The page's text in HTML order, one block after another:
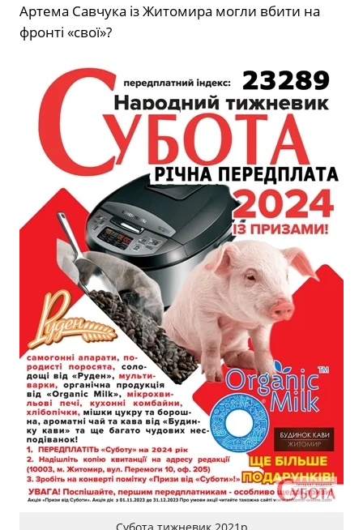
Артема Савчука із Житомира могли вбити на
фронті «свої»?